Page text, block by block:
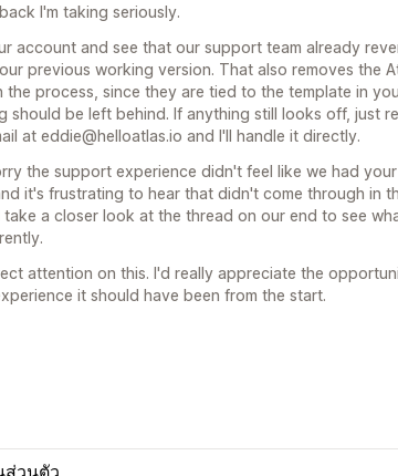
I'm taking seriously.
account and see that our support team already
previous working version. That also removes the
the process, since they are tied to the template in
should be left behind. If anything still looks off, just
at eddie@helloatlas.io and I'll handle it directly.
the support experience didn't feel like we had
it's frustrating to hear that didn't come through in
take a closer look at the thread on our end to see
attention on this. I'd really appreciate the
it should have been from the start.
ส่วนตัว